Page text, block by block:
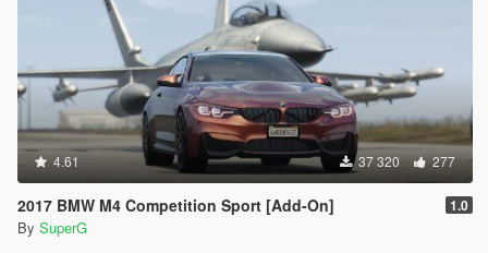
4.61 37 320 277
2017 BMW M4 Competition Sport [Add-On] 1.0
By SuperG